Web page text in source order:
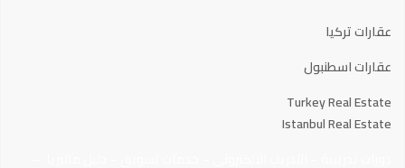
عقارات تركيا
عقارات اسطنبول
Turkey Real Estate
Istanbul Real Estate